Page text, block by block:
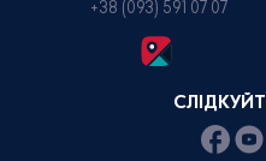
+38 (093) 591 07 07